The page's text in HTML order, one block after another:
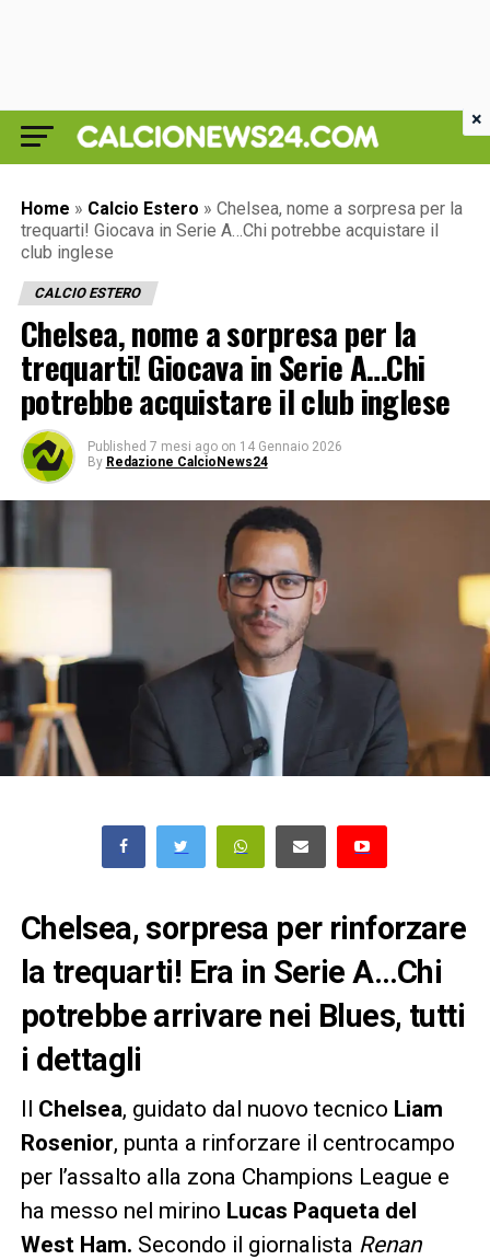
Home » Calcio Estero » Chelsea, nome a sorpresa per la
trequarti! Giocava in Serie A…Chi potrebbe acquistare il
club inglese
CALCIO ESTERO
Chelsea, nome a sorpresa per la
trequarti! Giocava in Serie A…Chi
potrebbe acquistare il club inglese
Published 7 mesi ago on 14 Gennaio 2026
By Redazione CalcioNews24
Chelsea, sorpresa per rinforzare
la trequarti! Era in Serie A…Chi
potrebbe arrivare nei Blues, tutti
i dettagli
Il Chelsea, guidato dal nuovo tecnico Liam
Rosenior, punta a rinforzare il centrocampo
per l’assalto alla zona Champions League e
ha messo nel mirino Lucas Paqueta del
West Ham. Secondo il giornalista Renan
×